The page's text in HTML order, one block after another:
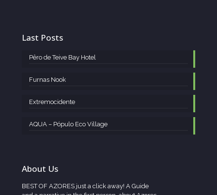
Last Posts
Pêro de Teive Bay Hotel
Furnas Nook
Extremocidente
AQUA – Pópulo Eco Village
About Us
BEST OF AZORES just a click away! A Guide